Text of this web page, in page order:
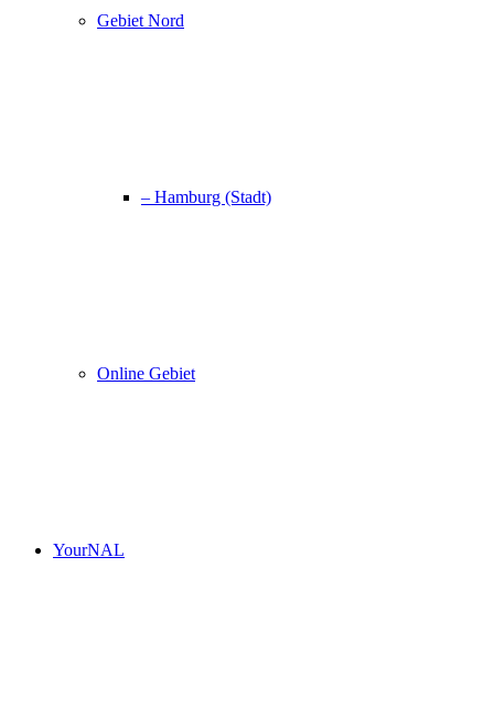
Gebiet Nord
– Hamburg (Stadt)
Online Gebiet
YourNAL